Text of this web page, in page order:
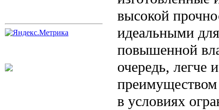
высокой
идеальными
повышенной
очередь, легче
преимуществом
в условиях